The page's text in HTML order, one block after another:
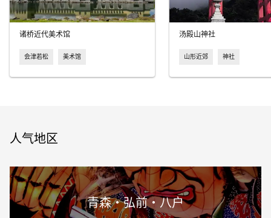
诸桥近代美术馆
会津若松 美术馆
汤殿山神社
山形近郊 神社
人气地区
青森・弘前・八户